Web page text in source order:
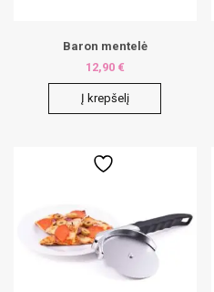
Baron mentelė
12,90 €
Į krepšelį